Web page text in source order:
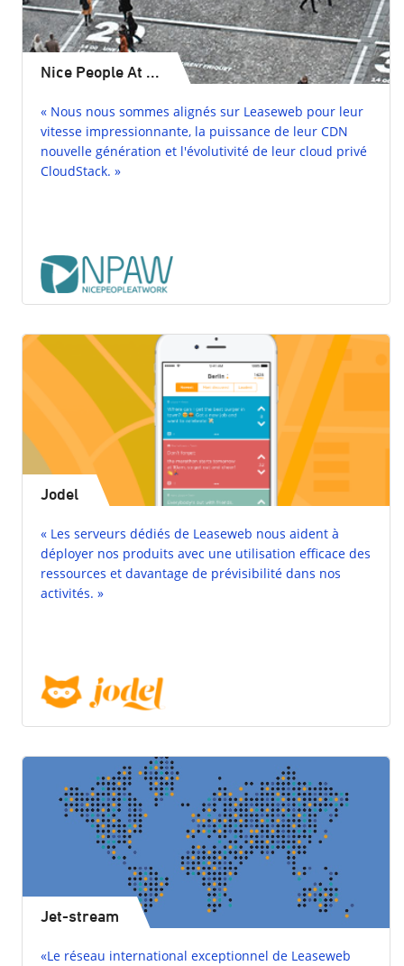
Nice People At ...
« Nous nous sommes alignés sur Leaseweb pour leur
vitesse impressionnante, la puissance de leur CDN
nouvelle génération et l'évolutivité de leur cloud privé
CloudStack. »
Jodel
« Les serveurs dédiés de Leaseweb nous aident à
déployer nos produits avec une utilisation efficace des
ressources et davantage de prévisibilité dans nos
activités. »
Jet-stream
«Le réseau international exceptionnel de Leaseweb